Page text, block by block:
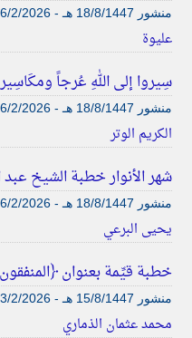
منشور
عليوة
سِيروا إلى اللهِ عُرجاً
منشور
الكريم الوتر
شهر الأنوار خطبة الشيخ عبد الواسع
منشور
يحيى البرعي
خطبة قيِّمة بعنوان
منشور
محمد عثمان الذماري